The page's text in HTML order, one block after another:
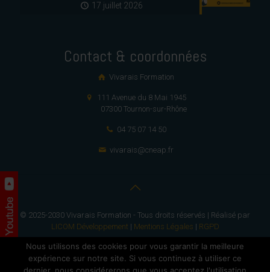
17 juillet 2026
Contact & coordonnées
Vivarais Formation
111 Avenue du 8 Mai 1945
07300 Tournon-sur-Rhône
04 75 07 14 50
vivarais@cneap.fr
© 2025-2030 Vivarais Formation - Tous droits réservés | Réalisé par
LICOM Développement | Mentions Légales | RGPD
Nous utilisons des cookies pour vous garantir la meilleure
expérience sur notre site. Si vous continuez à utiliser ce